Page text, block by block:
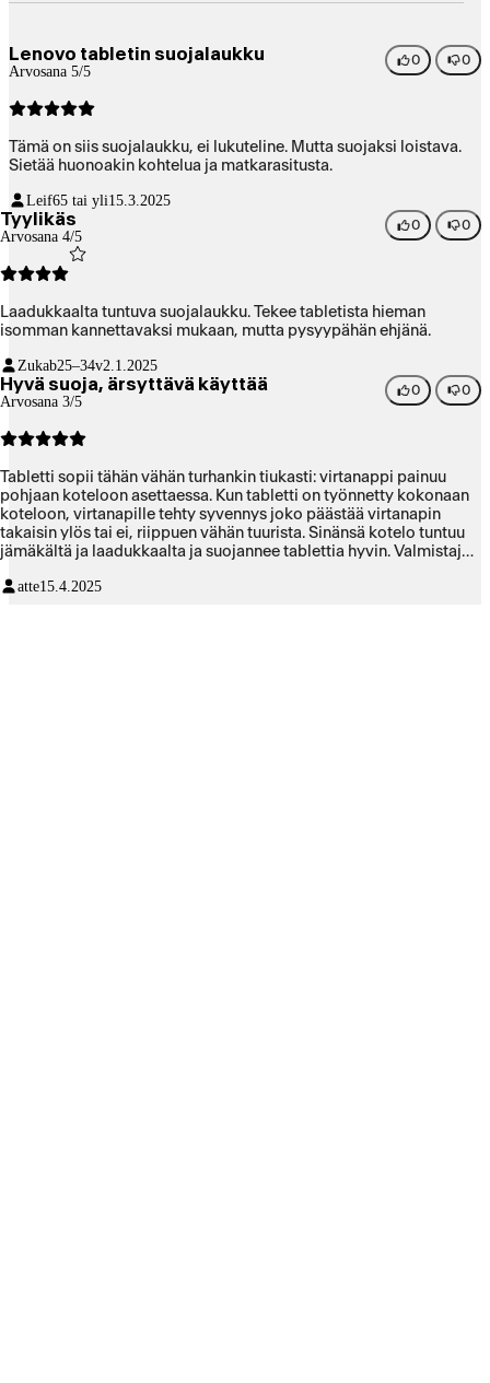
Lenovo tabletin suojalaukku
Arvosana 5/5
0 0
Tämä on siis suojalaukku, ei lukuteline. Mutta suojaksi loistava.
Sietää huonoakin kohtelua ja matkarasitusta.
Leif65 tai yli15.3.2025
Tyylikäs
Arvosana 4/5
0 0
Laadukkaalta tuntuva suojalaukku. Tekee tabletista hieman
isomman kannettavaksi mukaan, mutta pysyypähän ehjänä.
Zukab25–34v2.1.2025
Hyvä suoja, ärsyttävä käyttää
Arvosana 3/5
0 0
Tabletti sopii tähän vähän turhankin tiukasti: virtanappi painuu
pohjaan koteloon asettaessa. Kun tabletti on työnnetty kokonaan
koteloon, virtanapille tehty syvennys joko päästää virtanapin
takaisin ylös tai ei, riippuen vähän tuurista. Sinänsä kotelo tuntuu
jämäkältä ja laadukkaalta ja suojannee tablettia hyvin. Valmistajan
arvosana.
atte15.4.2025